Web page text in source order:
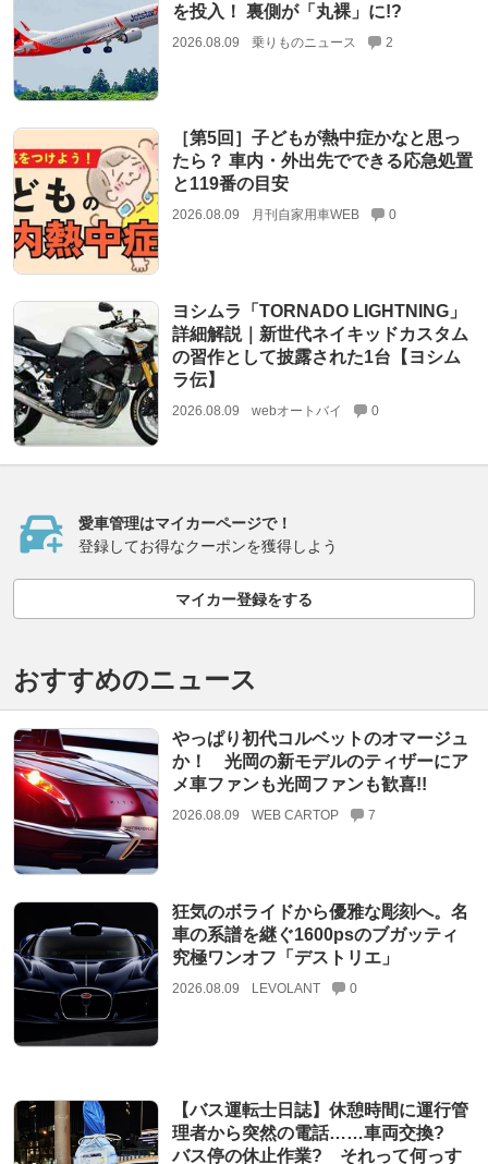
を投入！ 裏側が「丸裸」に!?
2026.08.09 乗りものニュース 2
［第5回］子どもが熱中症かなと思っ
たら？ 車内・外出先でできる応急処置
と119番の目安
2026.08.09 月刊自家用車WEB 0
ヨシムラ「TORNADO LIGHTNING」
詳細解説｜新世代ネイキッドカスタム
の習作として披露された1台【ヨシム
ラ伝】
2026.08.09 webオートバイ 0
愛車管理はマイカーページで！
登録してお得なクーポンを獲得しよう
マイカー登録をする
おすすめのニュース
やっぱり初代コルベットのオマージュ
か！ 光岡の新モデルのティザーにア
メ車ファンも光岡ファンも歓喜!!
2026.08.09 WEB CARTOP 7
狂気のボライドから優雅な彫刻へ。名
車の系譜を継ぐ1600psのブガッティ
究極ワンオフ「デストリエ」
2026.08.09 LEVOLANT 0
【バス運転士日誌】休憩時間に運行管
理者から突然の電話……車両交換?
バス停の休止作業? それって何っす